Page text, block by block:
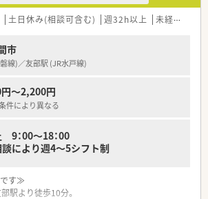
ャリアイメージ】
勤務薬剤師として業務に慣れていただき、日々
方箋に触れることができるため、短期間でも偏り
識を身に付けることが可能です。
のステップアップも目指せます。
土日休み(相談可含む) 週32h以上 未経験可
市
線)／友部駅 (JR水戸線)
～2,200円
件により異なる
9：00～18：00
談により週4～5シフト制
す≫
駅より徒歩10分。